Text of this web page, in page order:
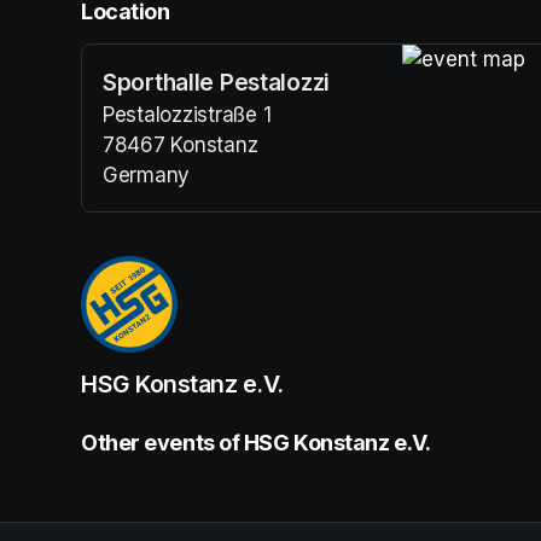
Location
Sporthalle Pestalozzi
Pestalozzistraße 1
78467 Konstanz
Germany
(opens in a new tab)
HSG Konstanz e.V.
Other events of HSG Konstanz e.V.